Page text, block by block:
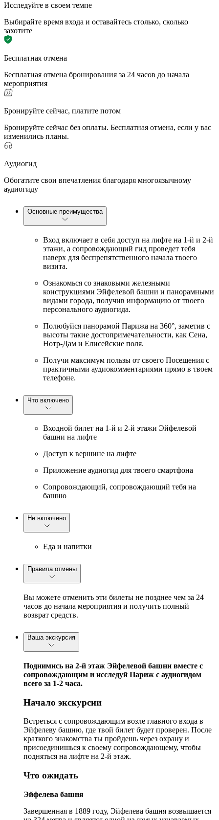
Исследуйте в своем темпе
Выбирайте время входа и оставайтесь столько, сколько
захотите
Бесплатная отмена
Бесплатная отмена бронирования за 24 часов до начала
мероприятия
Бронируйте сейчас, платите потом
Бронируйте сейчас без оплаты. Бесплатная отмена, если у вас
изменились планы.
Аудиогид
Обогатите свои впечатления благодаря многоязычному
аудиогиду
Основные преимущества
Вход включает в себя доступ на лифте на 1-й и 2-й
этажи, а сопровождающий гид проведет тебя
наверх для беспрепятственного начала твоего
визита.
Ознакомься со знаковыми железными
конструкциями Эйфелевой башни и панорамными
видами города, получив информацию от твоего
персонального аудиогида.
Полюбуйся панорамой Парижа на 360°, заметив с
высоты такие достопримечательности, как Сена,
Нотр-Дам и Елисейские поля.
Получи максимум пользы от своего Посещения с
практичными аудиокомментариями прямо в твоем
телефоне.
Что включено
Входной билет на 1-й и 2-й этажи Эйфелевой
башни на лифте
Доступ к вершине на лифте
Приложение аудиогид для твоего смартфона
Сопровождающий, сопровождающий тебя на
башню
Не включено
Еда и напитки
Правила отмены
Вы можете отменить эти билеты не позднее чем за 24
часов до начала мероприятия и получить полный
возврат средств.
Ваша экскурсия
Поднимись на 2-й этаж Эйфелевой башни вместе с
сопровождающим и исследуй Париж с аудиогидом
всего за 1-2 часа.
Начало экскурсии
Встреться с сопровождающим возле главного входа в
Эйфелеву башню, где твой билет будет проверен. После
краткого знакомства ты пройдешь через охрану и
присоединишься к своему сопровождающему, чтобы
подняться на лифте на 2-й этаж.
Что ожидать
Эйфелева башня
Завершенная в 1889 году, Эйфелева башня возвышается